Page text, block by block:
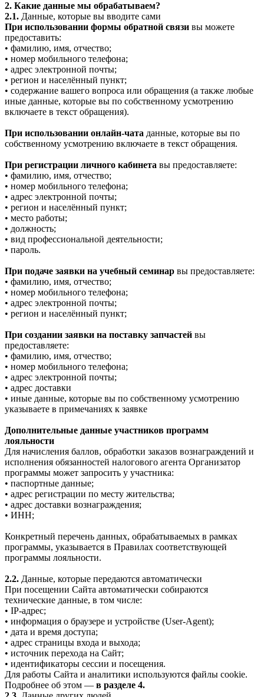
2. Какие данные мы обрабатываем?
2.1. Данные, которые вы вводите сами
При использовании формы обратной связи вы можете
предоставить:
• фамилию, имя, отчество;
• номер мобильного телефона;
• адрес электронной почты;
• регион и населённый пункт;
• содержание вашего вопроса или обращения (а также любые
иные данные, которые вы по собственному усмотрению
включаете в текст обращения).
При использовании онлайн-чата данные, которые вы по
собственному усмотрению включаете в текст обращения.
При регистрации личного кабинета вы предоставляете:
• фамилию, имя, отчество;
• номер мобильного телефона;
• адрес электронной почты;
• регион и населённый пункт;
• место работы;
• должность;
• вид профессиональной деятельности;
• пароль.
При подаче заявки на учебный семинар вы предоставляете:
• фамилию, имя, отчество;
• номер мобильного телефона;
• адрес электронной почты;
• регион и населённый пункт;
При создании заявки на поставку запчастей вы
предоставляете:
• фамилию, имя, отчество;
• номер мобильного телефона;
• адрес электронной почты;
• адрес доставки
• иные данные, которые вы по собственному усмотрению
указываете в примечаниях к заявке
Дополнительные данные участников программ
лояльности
Для начисления баллов, обработки заказов вознаграждений и
исполнения обязанностей налогового агента Организатор
программы может запросить у участника:
• паспортные данные;
• адрес регистрации по месту жительства;
• адрес доставки вознаграждения;
• ИНН;
Конкретный перечень данных, обрабатываемых в рамках
программы, указывается в Правилах соответствующей
программы лояльности.
2.2. Данные, которые передаются автоматически
При посещении Сайта автоматически собираются
технические данные, в том числе:
• IP-адрес;
• информация о браузере и устройстве (User-Agent);
• дата и время доступа;
• адрес страницы входа и выхода;
• источник перехода на Сайт;
• идентификаторы сессии и посещения.
Для работы Сайта и аналитики используются файлы cookie.
Подробнее об этом — в разделе 4.